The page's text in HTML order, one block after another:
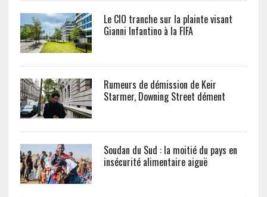
Le CIO tranche sur la plainte visant
Gianni Infantino à la FIFA
Rumeurs de démission de Keir
Starmer, Downing Street dément
Soudan du Sud : la moitié du pays en
insécurité alimentaire aiguë